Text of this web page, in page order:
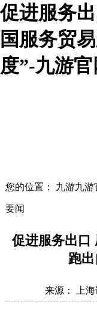
促进服务
国服务贸
度”-九游
您的位置： 九游九
要闻
促进服务出口
跑
来源： 上